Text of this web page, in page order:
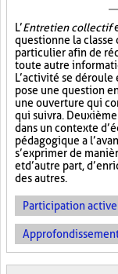
L’Entretien collectif
questionne la classe
particulier afin de
toute autre
L’activité se
pose une question
une ouverture qui
qui suivra.
dans un contexte
pédagogique a
s’exprimer de
et d’autre part,
des autres.
Participation active